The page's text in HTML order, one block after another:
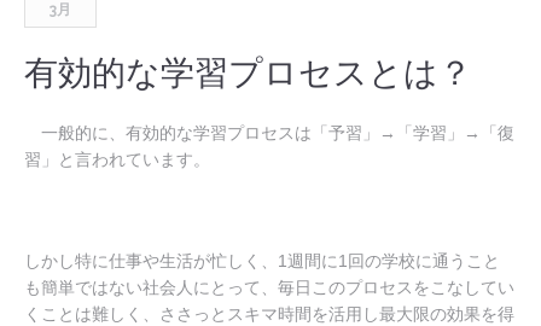
3月
有効的な学習プロセスとは？
一般的に、有効的な学習プロセスは「予習」→「学習」→「復
習」と言われています。
しかし特に仕事や生活が忙しく、1週間に1回の学校に通うこと
も簡単ではない社会人にとって、毎日このプロセスをこなしてい
くことは難しく、
ささっとスキマ時間を活用し最大限の効果を得